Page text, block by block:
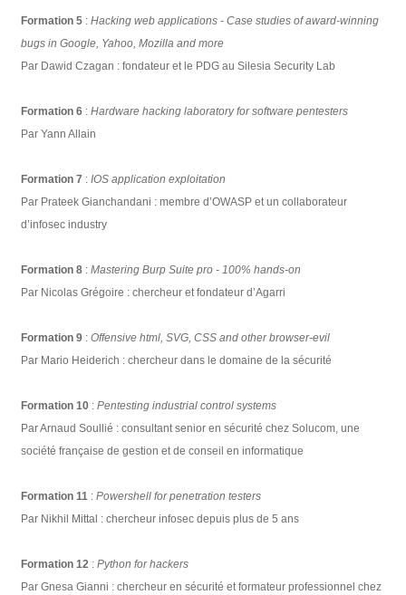
Formation 5 :Hacking web applications - Case studies of award-winning
bugs in Google, Yahoo, Mozilla and more
Par Dawid Czagan : fondateur et le PDG au Silesia Security Lab
Formation 6 :Hardware hacking laboratory for software pentesters
Par Yann Allain
Formation 7 :IOS application exploitation
Par Prateek Gianchandani : membre d’OWASP et un collaborateur
d’infosec industry
Formation 8 :Mastering Burp Suite pro - 100% hands-on
Par Nicolas Grégoire : chercheur et fondateur d’Agarri
Formation 9 :Offensive html, SVG, CSS and other browser-evil
Par Mario Heiderich : chercheur dans le domaine de la sécurité
Formation 10 :Pentesting industrial control systems
Par Arnaud Soullié : consultant senior en sécurité chez Solucom, une
société française de gestion et de conseil en informatique
Formation 11 :Powershell for penetration testers
Par Nikhil Mittal : chercheur infosec depuis plus de 5 ans
Formation 12 :Python for hackers
Par Gnesa Gianni : chercheur en sécurité et formateur professionnel chez